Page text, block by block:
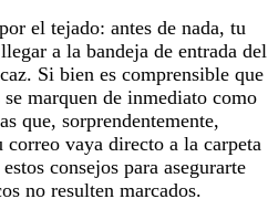
el tejado: antes de nada, tu
a la bandeja de entrada del
Si bien es comprensible que
marquen de inmediato como
que, sorprendentemente,
correo vaya directo a la carpeta
consejos para asegurarte
no resulten marcados.